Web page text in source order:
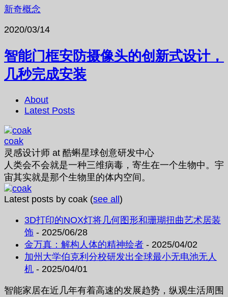
新奇概念
2020/03/14
智能门框安防摄像头的创新式设计，
几秒完成安装
About
Latest Posts
coak
灵感设计师 at 酷蝌星球创意研发中心
人类会不会就是一种三维病毒，寄生在一个生物中。宇
宙其实就是那个生物里的体内空间。
Latest posts by coak (see all )
3D打印的NOX灯将几何图形和珊瑚扭曲艺术居装
饰 - 2025/06/28
金万真：解构人体的精神绘者 - 2025/04/02
加州大学伯克利分校研发出全球最小无电池无人
机 - 2025/04/01
智能家居在近几年有着高速的发展趋势，纵观生活周围